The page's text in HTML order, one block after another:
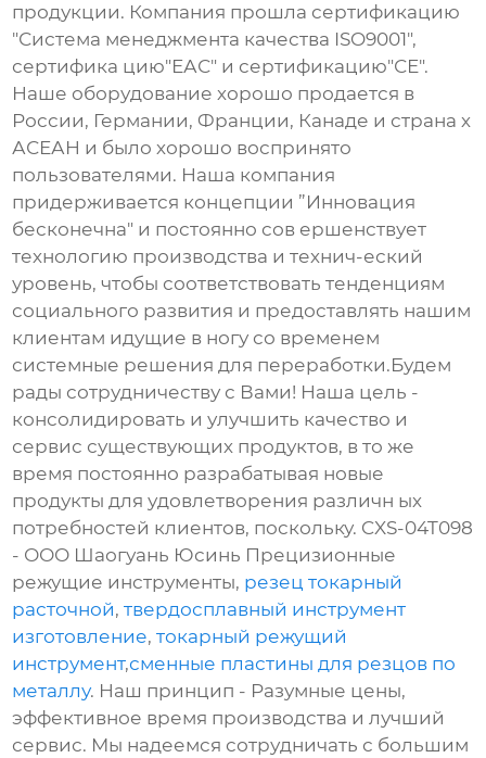
продукции. Компания прошла сертификацию
"Система менеджмента качества ISO9001",
сертифика цию"ЕАС" и сертификацию"СЕ".
Наше оборудование хорошо продается в
России, Германии, Франции, Канаде и страна х
АСЕАН и было хорошо воспринято
пользователями. Наша компания
придерживается концепции ”Инновация
бесконечна" и постоянно сов ершенствует
технологию производства и технич-еский
уровень, чтобы соответствовать тенденциям
социального развития и предоставлять нашим
клиентам идущие в ногу со временем
системные решения для переработки.Будем
рады сотрудничеству с Вами! Наша цель -
консолидировать и улучшить качество и
сервис существующих продуктов, в то же
время постоянно разрабатывая новые
продукты для удовлетворения различн ых
потребностей клиентов, поскольку. CXS-04T098
- ООО Шаогуань Юсинь Прецизионные
режущие инструменты, резец токарный
расточной,твердосплавный инструмент
изготовление,токарный режущий
инструмент,сменные пластины для резцов по
металлу. Наш принцип - Разумные цены,
эффективное время производства и лучший
сервис. Мы надеемся сотрудничать с большим